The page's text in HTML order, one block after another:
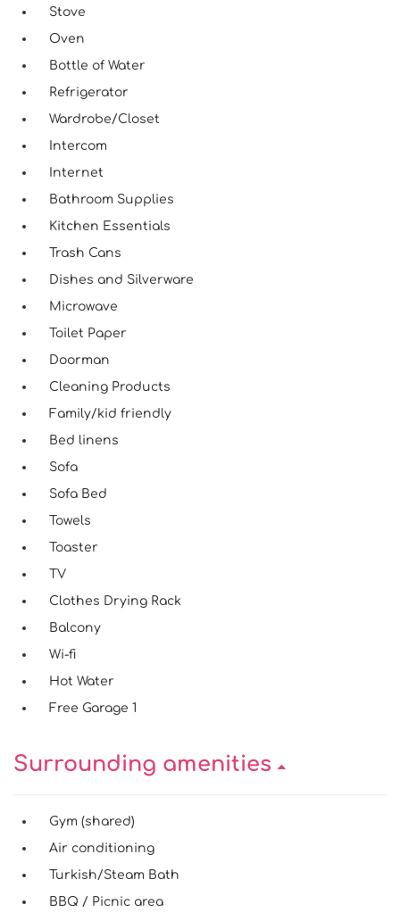
Stove
Oven
Bottle of Water
Refrigerator
Wardrobe/Closet
Intercom
Internet
Bathroom Supplies
Kitchen Essentials
Trash Cans
Dishes and Silverware
Microwave
Toilet Paper
Doorman
Cleaning Products
Family/kid friendly
Bed linens
Sofa
Sofa Bed
Towels
Toaster
TV
Clothes Drying Rack
Balcony
Wi-fi
Hot Water
Free Garage 1
Surrounding amenities
Gym (shared)
Air conditioning
Turkish/Steam Bath
BBQ / Picnic area